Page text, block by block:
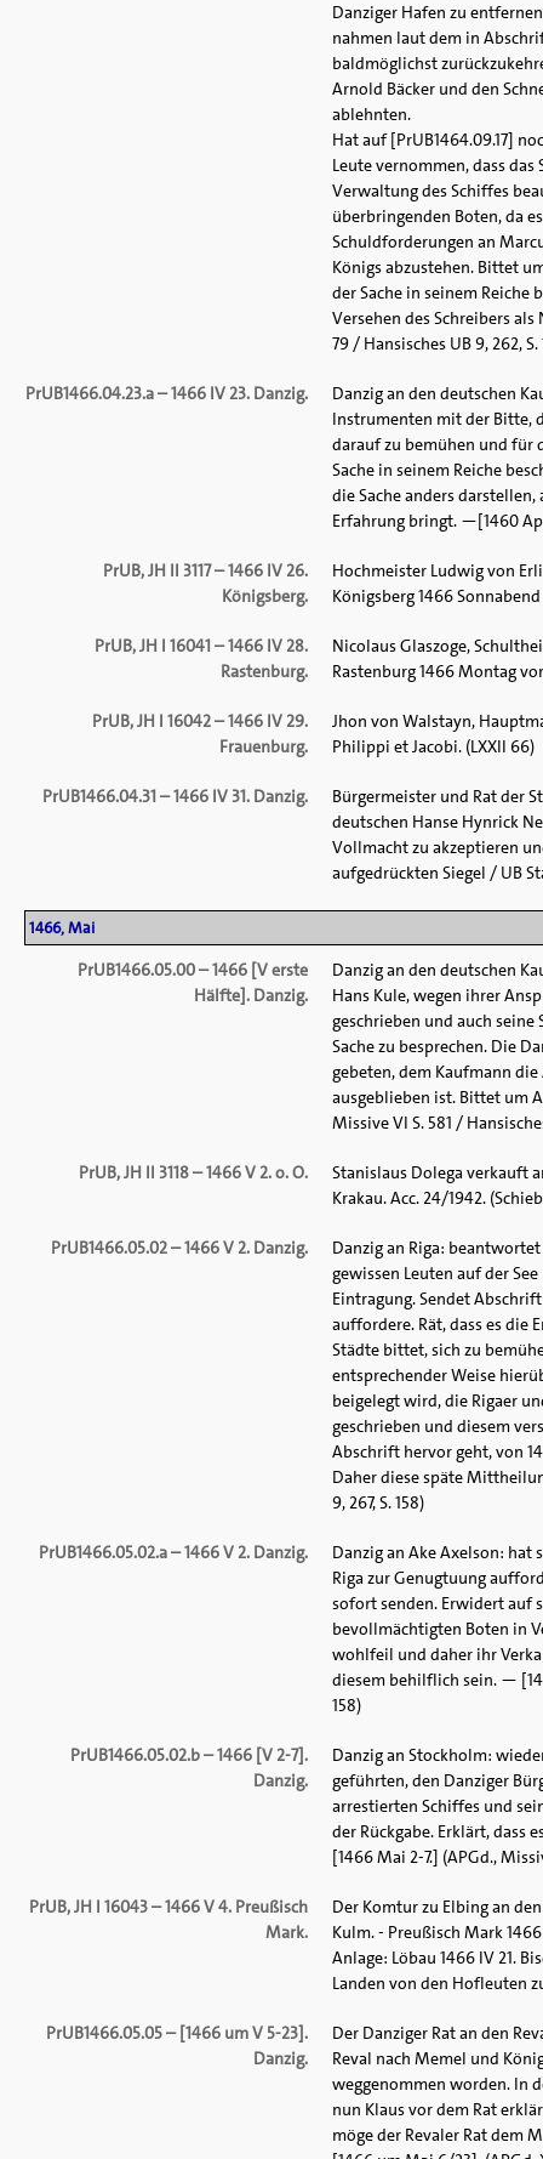
Danziger Hafen zu
nahmen laut dem in
baldmöglichst
Arnold Bäcker und den
ablehnten.
Hat auf [PrUB1464.09.17]
Leute vernommen, dass
Verwaltung des Schiffes
überbringenden Boten, da
Schuldforderungen an
Königs abzustehen. Bittet
der Sache in seinem
Versehen des Schreibers
79 / Hansisches UB 9, 262, S.
PrUB1466.04.23.a – 1466 IV 23. Danzig.
Danzig an den deutschen
Instrumenten mit der Bitte,
darauf zu bemühen und für
Sache in seinem Reiche
die Sache anders
Erfahrung bringt. —[1460
PrUB, JH II 3117 – 1466 IV 26.
Königsberg.
Hochmeister Ludwig von
Königsberg 1466
PrUB, JH I 16041 – 1466 IV 28.
Rastenburg.
Nicolaus Glaszoge,
Rastenburg 1466 Montag
PrUB, JH I 16042 – 1466 IV 29.
Frauenburg.
Jhon von Walstayn,
Philippi et Jacobi. (LXXII 66)
PrUB1466.04.31 – 1466 IV 31. Danzig.
Bürgermeister und Rat der
deutschen Hanse Hynrick
Vollmacht zu akzeptieren
aufgedrückten Siegel / UB
1466, Mai
PrUB1466.05.00 – 1466 [V erste
Hälfte]. Danzig.
Danzig an den deutschen
Hans Kule, wegen ihrer
geschrieben und auch
Sache zu besprechen. Die
gebeten, dem Kaufmann
ausgeblieben ist. Bittet um
Missive VI S. 581 /
PrUB, JH II 3118 – 1466 V 2. o. O.
Stanislaus Dolega verkauft
Krakau. Acc. 24/1942.
PrUB1466.05.02 – 1466 V 2. Danzig.
Danzig an Riga:
gewissen Leuten auf der
Eintragung. Sendet
auffordere. Rät, dass es die
Städte bittet, sich zu
entsprechender Weise
beigelegt wird, die Rigaer
geschrieben und diesem
Abschrift hervor geht, von
Daher diese späte
9, 267, S. 158)
PrUB1466.05.02.a – 1466 V 2. Danzig.
Danzig an Ake Axelson: hat
Riga zur Genugtuung
sofort senden. Erwidert auf
bevollmächtigten Boten in
wohlfeil und daher ihr
diesem behilflich sein. —
158)
PrUB1466.05.02.b – 1466 [V 2-7].
Danzig.
Danzig an Stockholm:
geführten, den Danziger
arrestierten Schiffes und
der Rückgabe. Erklärt, dass
[1466 Mai 2-7.] (APGd.,
PrUB, JH I 16043 – 1466 V 4. Preußisch
Mark.
Der Komtur zu Elbing an
Kulm. - Preußisch Mark
Anlage: Löbau 1466 IV 21.
Landen von den Hofleuten
PrUB1466.05.05 – [1466 um V 5-23].
Danzig.
Der Danziger Rat an den
Reval nach Memel und
weggenommen worden. In
nun Klaus vor dem Rat
möge der Revaler Rat dem